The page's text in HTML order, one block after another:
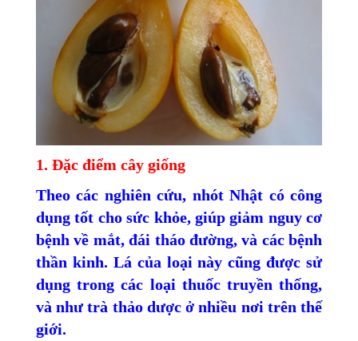
1. Đặc điểm cây giống
Theo các nghiên cứu, nhót Nhật có công
dụng tốt cho sức khỏe, giúp giảm nguy cơ
bệnh về mắt, đái tháo đường, và các bệnh
thần kinh. Lá của loại này cũng được sử
dụng trong các loại thuốc truyền thống,
và như trà thảo dược ở nhiều nơi trên thế
giới.